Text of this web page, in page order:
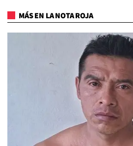
MÁS EN LA NOTA ROJA